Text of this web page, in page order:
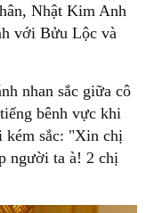
Nhật Kim Anh
với Bửu Lộc và
nhan sắc giữa cô
bênh vực khi
kém sắc: "Xin chị
người ta à! 2 chị